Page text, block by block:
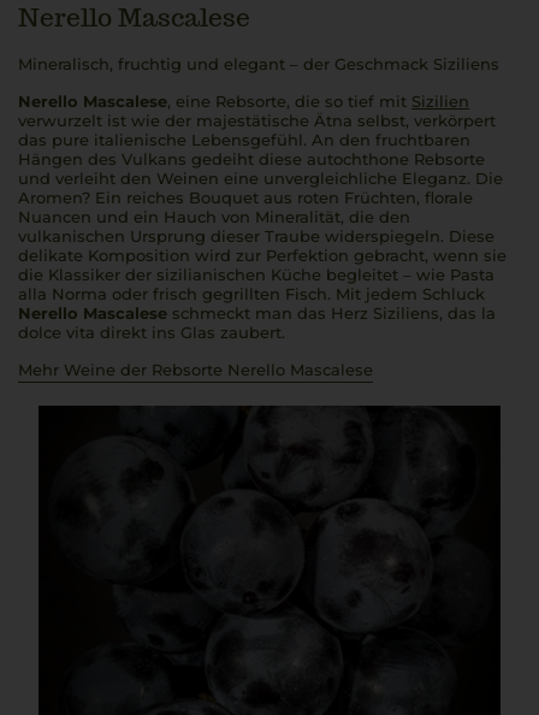
Nerello Mascalese
Mineralisch, fruchtig und elegant – der Geschmack Siziliens
Nerello Mascalese, eine Rebsorte, die so tief mit Sizilien
verwurzelt ist wie der majestätische Ätna selbst, verkörpert
das pure italienische Lebensgefühl. An den fruchtbaren
Hängen des Vulkans gedeiht diese autochthone Rebsorte
und verleiht den Weinen eine unvergleichliche Eleganz. Die
Aromen? Ein reiches Bouquet aus roten Früchten, florale
Nuancen und ein Hauch von Mineralität, die den
vulkanischen Ursprung dieser Traube widerspiegeln. Diese
delikate Komposition wird zur Perfektion gebracht, wenn sie
die Klassiker der sizilianischen Küche begleitet – wie Pasta
alla Norma oder frisch gegrillten Fisch. Mit jedem Schluck
Nerello Mascalese schmeckt man das Herz Siziliens, das la
dolce vita direkt ins Glas zaubert.
Mehr Weine der Rebsorte Nerello Mascalese